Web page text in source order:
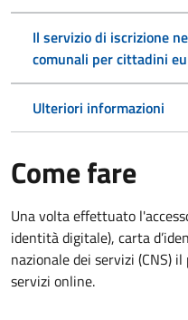
Il servizio di iscrizione
comunali per cittadini
Ulteriori informazioni
Come fare
Una volta effettuato
identità digitale), carta
nazionale dei servizi (CNS)
servizi online.